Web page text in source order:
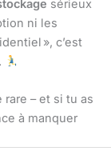
sérieux
ni les
», c’est
– et si tu as
à manquer